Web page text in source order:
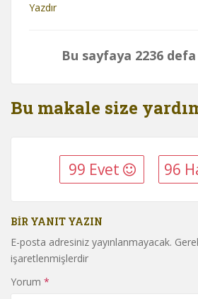
Yazdır
Bu sayfaya 2236
Bu makale size
99 Evet 96
BIR YANIT YAZIN
E-posta adresiniz yayınlanmayacak.
işaretlenmişlerdir
Yorum *